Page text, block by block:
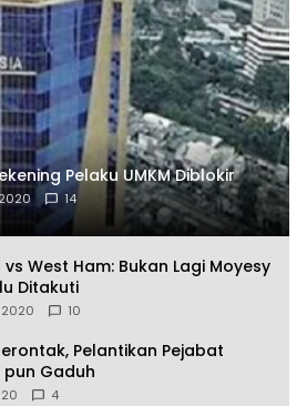
Pelaku UMKM Diblokir
14
West Ham: Bukan Lagi Moyesy
Ditakuti
10
Pelantikan Pejabat
pun Gaduh
4